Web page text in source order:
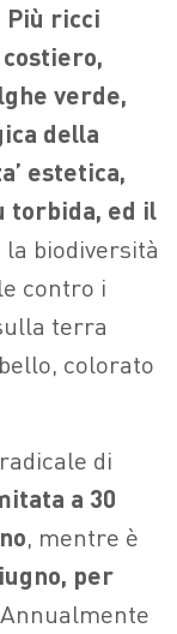
Più ricci
verde,
della
estetica,
torbida, ed il
la biodiversità
contro i
terra
colorato
di
a 30
, mentre è
per
Annualmente